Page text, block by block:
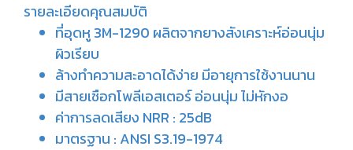
รายละเอียดคุณสมบัติ
ที่อุดหู 3M-1290 ผลิตจากยางสังเคราะห์อ่อนนุ่ม
ผิวเรียบ
ล้างทำความสะอาดได้ง่าย มีอายุการใช้งานนาน
มีสายเชือกโพลีเอสเตอร์ อ่อนนุ่ม ไม่หักงอ
ค่าการลดเสียง NRR : 25dB
มาตรฐาน : ANSI S3.19-1974